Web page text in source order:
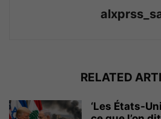
RELATED
‘Les États-